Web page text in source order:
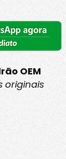
OEM
originais